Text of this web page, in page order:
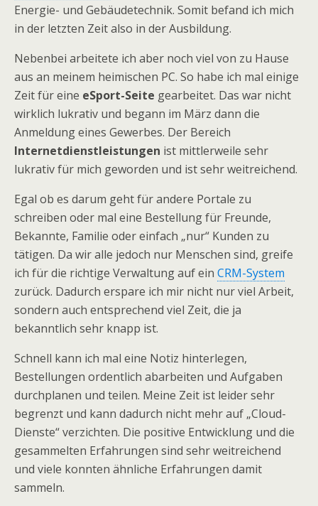
Energie- und Gebäudetechnik. Somit befand ich mich
in der letzten Zeit also in der Ausbildung.
Nebenbei arbeitete ich aber noch viel von zu Hause
aus an meinem heimischen PC. So habe ich mal einige
Zeit für eine eSport-Seite gearbeitet. Das war nicht
wirklich lukrativ und begann im März dann die
Anmeldung eines Gewerbes. Der Bereich
Internetdienstleistungen ist mittlerweile sehr
lukrativ für mich geworden und ist sehr weitreichend.
Egal ob es darum geht für andere Portale zu
schreiben oder mal eine Bestellung für Freunde,
Bekannte, Familie oder einfach „nur“ Kunden zu
tätigen. Da wir alle jedoch nur Menschen sind, greife
ich für die richtige Verwaltung auf ein CRM-System
zurück. Dadurch erspare ich mir nicht nur viel Arbeit,
sondern auch entsprechend viel Zeit, die ja
bekanntlich sehr knapp ist.
Schnell kann ich mal eine Notiz hinterlegen,
Bestellungen ordentlich abarbeiten und Aufgaben
durchplanen und teilen. Meine Zeit ist leider sehr
begrenzt und kann dadurch nicht mehr auf „Cloud-
Dienste“ verzichten. Die positive Entwicklung und die
gesammelten Erfahrungen sind sehr weitreichend
und viele konnten ähnliche Erfahrungen damit
sammeln.